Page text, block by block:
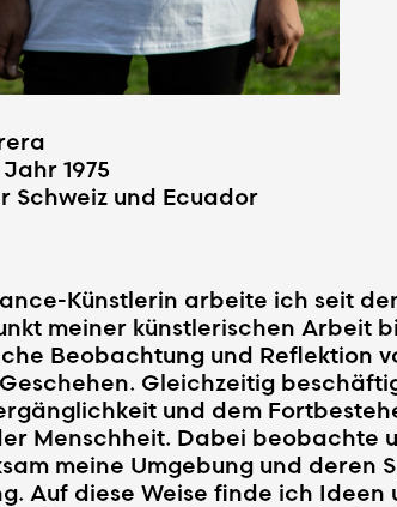
1975
Schweiz und Ecuador
Künstlerin arbeite ich seit
meiner künstlerischen Arbeit
Beobachtung und Reflektion
Gleichzeitig
und dem
Menschheit. Dabei beobachte
meine Umgebung und deren
Auf diese Weise finde ich Ideen